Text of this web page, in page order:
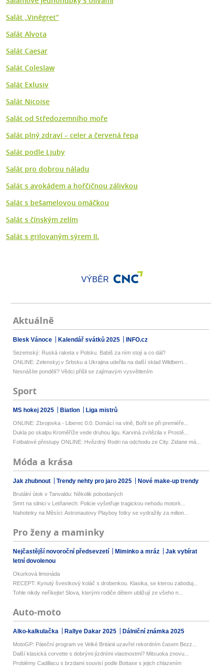
Salát „Viněgret“
Salát Alvota
Salát Caesar
Salát Coleslaw
Salát Exlusiv
Salát Nicoise
Salát od Středozemního moře
Salát plný zdraví – celer a červená řepa
Salát podle Ljuby
Salát pro dobrou náladu
Salát s avokádem a hořčičnou zálivkou
Salát s bešamelovou omáčkou
Salát s čínským zelím
Salát s grilovaným sýrem II.
VÝBĚR
Aktuálně
Blesk Vánoce Kalendář svátků 2025 INFO.cz
Sezemský: Ruská raketa v Polsku. Babiš za ním stojí a co dál?
ONLINE: Zelenskyj v Srbsku a Ukrajina udeřila na další sklad Wildberri...
Nesnášíte pondělí? Vědci přišli se zajímavým vysvětlením
Sport
MS hokej 2025 Biatlon Liga mistrů
ONLINE: Zbrojovka - Liberec 0:0. Domácí na vlně, Bořil se při premiéře...
Dukla po skalpu Kroměříže vede druhou ligu. Karviná zvítězila v Prostě...
Fotbalové přestupy ONLINE: Hvězdný Rodri na odchodu ze City. Zidane má...
Móda a krása
Jak zhubnout Trendy nehty pro jaro 2025 Nové make-up trendy
Brutální útok v Tanvaldu: Několik pobodaných
Smrt na silnici v Letňanech: Policie vyšetřuje tragickou nehodu motork...
Nahotinky na Měsíci: Astronautovy Playboy fotky se vydražily za milion...
Pro ženy a maminky
Nejčastější novoroční předsevzetí Miminko a mráz
Jak vybírat
letní dovolenou
Okurková limonáda
RECEPT: Kynutý švestkový koláč s drobenkou. Klasika, se kterou zaboduj...
Tohle nikdy neříkejte! Slova, kterými rodiče dětem ubližují ze všeho n...
Auto-moto
Alko-kalkulačka Rallye Dakar 2025 Dálniční známka 2025
MotoGP: Páteční program ve Velké Británii uzavřel rekordním časem Bezz...
Další klasická corvette s dobrými jízdními vlastnostmi? Mitsuoka znovu...
Problémy Cadillacu s brzdami souvisí podle Bottase s jejich chlazením